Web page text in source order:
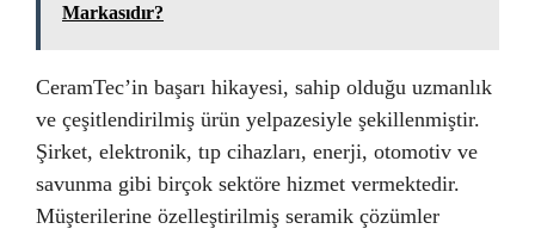
Markasıdır?
CeramTec’in başarı hikayesi, sahip olduğu uzmanlık
ve çeşitlendirilmiş ürün yelpazesiyle şekillenmiştir.
Şirket, elektronik, tıp cihazları, enerji, otomotiv ve
savunma gibi birçok sektöre hizmet vermektedir.
Müşterilerine özelleştirilmiş seramik çözümler